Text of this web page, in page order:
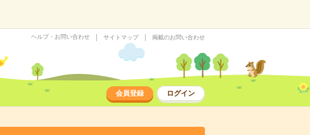
ヘルプ・お問い合わせ サイトマップ 掲載のお問い合わせ
会員登録 ログイン